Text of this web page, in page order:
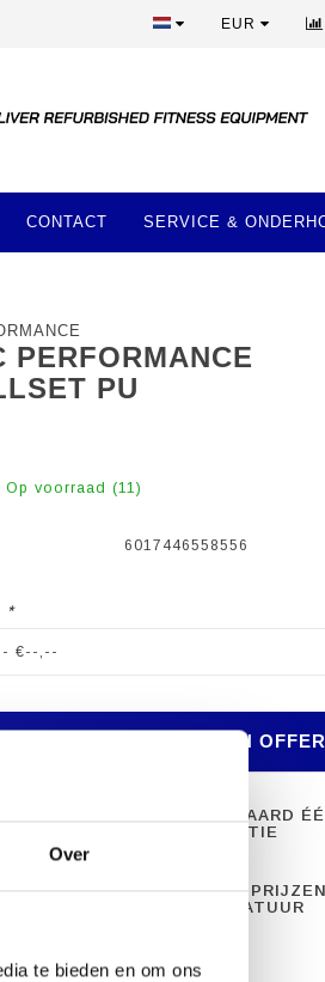
Over
te bieden en om ons
Meer dan 28 jaar
EUR
CONTACT SERVICE &
PERFORMANCE
PU
Op voorraad (11)
6017446558556
*
- €--,--
TOEVOEGEN AAN
STANDAARD
GARANTIE
JAAR ERVARING
BESTE
APPARATUUR